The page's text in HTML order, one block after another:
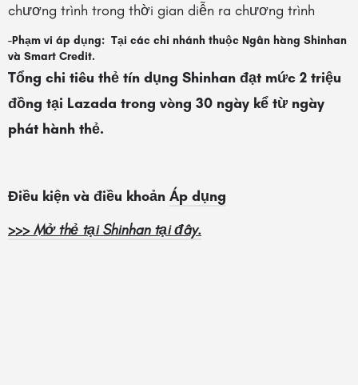
chương trình trong thời gian diễn ra chương trình
-Phạm vi áp dụng: Tại các chi nhánh thuộc Ngân hàng Shinhan
và Smart Credit.
Tổng chi tiêu thẻ tín dụng Shinhan đạt mức 2 triệu
đồng tại Lazada trong vòng 30 ngày kể từ ngày
phát hành thẻ.
Điều kiện và điều khoản Áp dụng
>>> Mở thẻ tại Shinhan tại đây.